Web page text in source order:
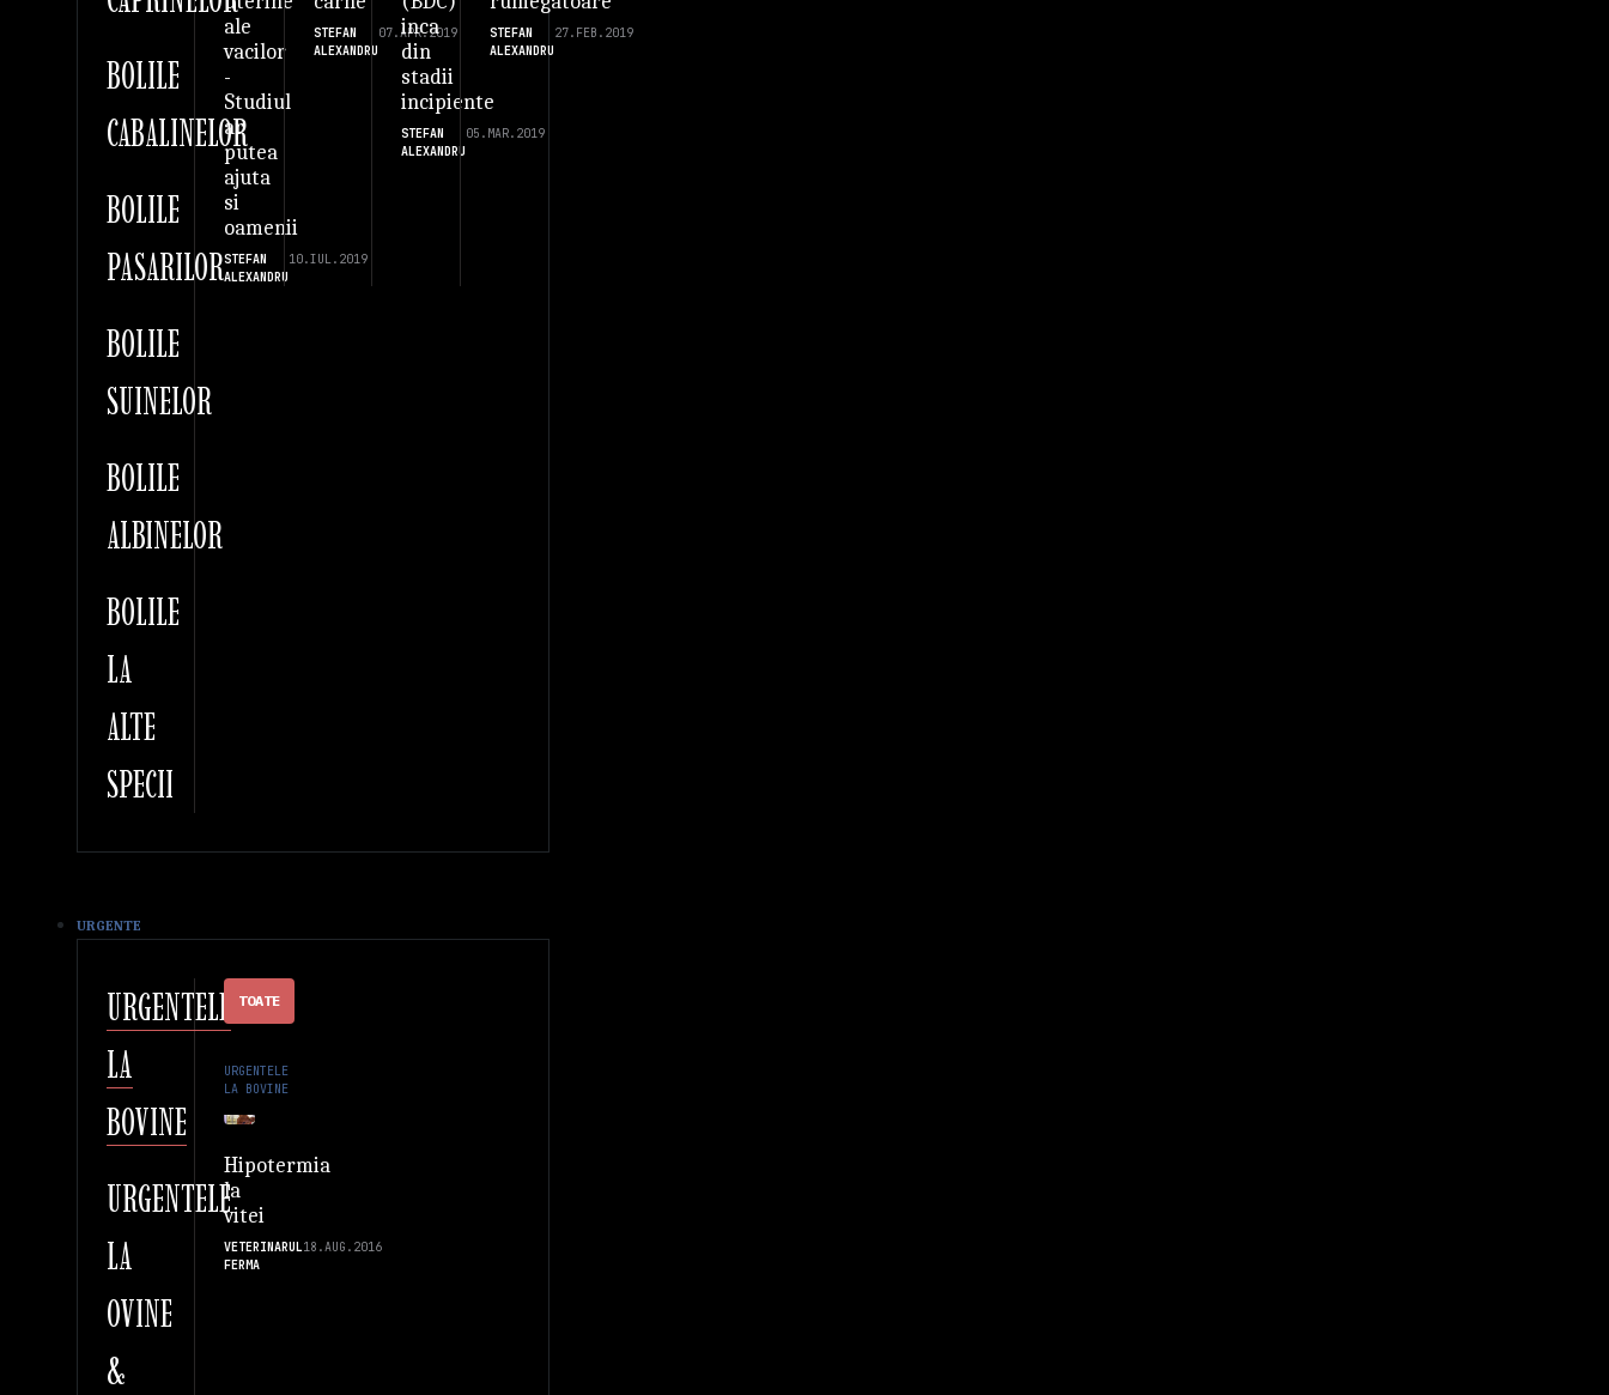
BOLILE
CABALINELOR
BOLILE
PASARILOR
BOLILE
SUINELOR
BOLILE
ALBINELOR
BOLILE
LA
ALTE
SPECII
ale
vacilor
-
Studiul
ar
putea
ajuta
si
oamenii
STEFAN
ALEXANDRU
10.IUL.2019
STEFAN
ALEXANDRU
07.APR.2019
inca
din
stadii
incipiente
STEFAN
ALEXANDRU
05.MAR.2019
STEFAN
ALEXANDRU
27.FEB.2019
URGENTE
URGENTELE
LA
BOVINE
URGENTELE
LA
OVINE
&
TOATE
URGENTELE
LA BOVINE
Hipotermia
la
vitei
VETERINARUL
FERMA
18.AUG.2016